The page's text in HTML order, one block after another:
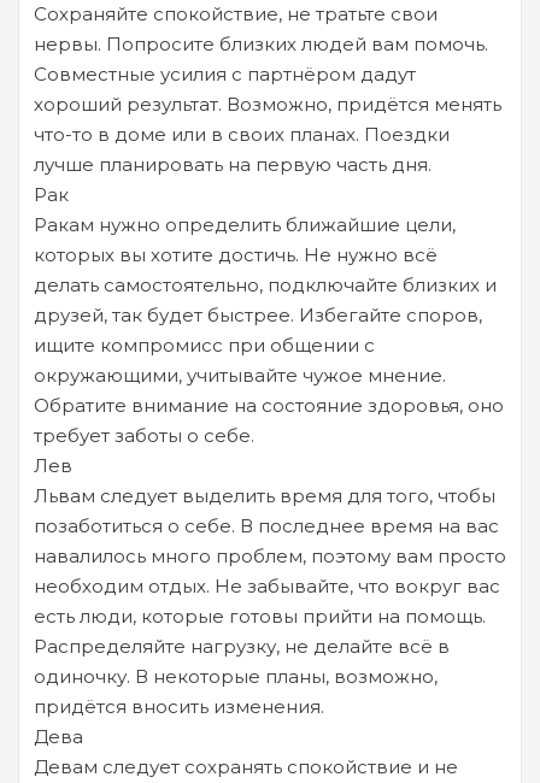
Сохраняйте спокойствие, не тратьте свои
нервы. Попросите близких людей вам помочь.
Совместные усилия с партнёром дадут
хороший результат. Возможно, придётся менять
что-то в доме или в своих планах. Поездки
лучше планировать на первую часть дня.
Рак
Ракам нужно определить ближайшие цели,
которых вы хотите достичь. Не нужно всё
делать самостоятельно, подключайте близких и
друзей, так будет быстрее. Избегайте споров,
ищите компромисс при общении с
окружающими, учитывайте чужое мнение.
Обратите внимание на состояние здоровья, оно
требует заботы о себе.
Лев
Львам следует выделить время для того, чтобы
позаботиться о себе. В последнее время на вас
навалилось много проблем, поэтому вам просто
необходим отдых. Не забывайте, что вокруг вас
есть люди, которые готовы прийти на помощь.
Распределяйте нагрузку, не делайте всё в
одиночку. В некоторые планы, возможно,
придётся вносить изменения.
Дева
Девам следует сохранять спокойствие и не